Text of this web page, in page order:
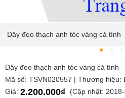
Dây đeo thạch anh tóc vàng cá tính
Dây đeo thạch anh tóc vàng cá tính
Mã số: TSVN020557 | Thương hiệu:
Giá: 2.200.000₫
(Cập nhật: